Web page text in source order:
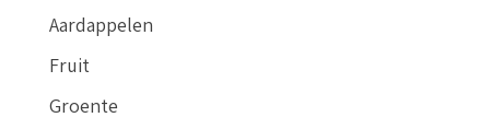
Aardappelen
Fruit
Groente